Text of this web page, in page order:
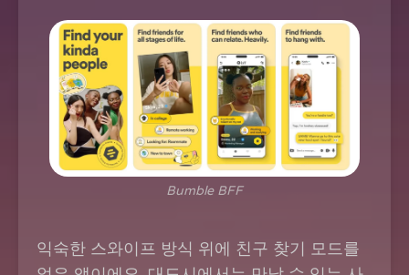
Bumble BFF
익숙한 스와이프 방식 위에 친구 찾기 모드를